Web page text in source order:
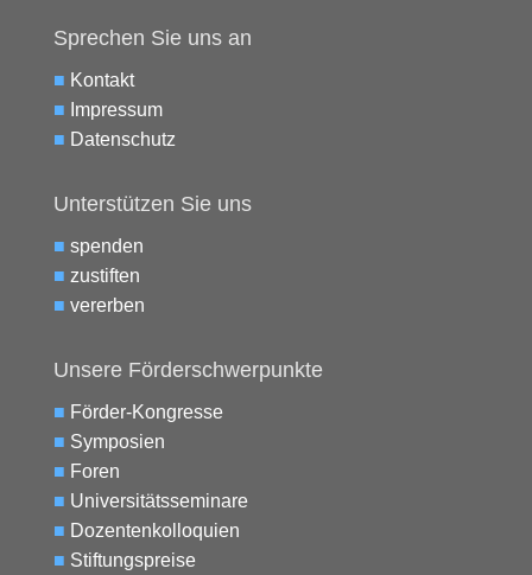
Sprechen Sie uns an
■ Kontakt
■ Impressum
■ Datenschutz
Unterstützen Sie uns
■ spenden
■ zustiften
■ vererben
Unsere Förderschwerpunkte
■ Förder-Kongresse
■ Symposien
■ Foren
■ Universitätsseminare
■ Dozentenkolloquien
■ Stiftungspreise